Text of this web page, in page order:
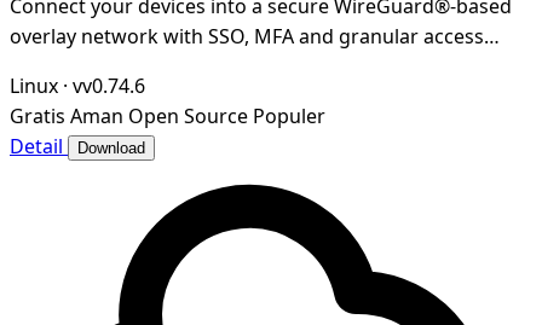
Connect your devices into a secure WireGuard®-based
overlay network with SSO, MFA and granular access
Linux · vv0.74.6
Gratis Aman Open Source Populer
Detail
Download